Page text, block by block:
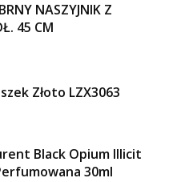
NASZYJNIK Z
45 CM
Złoto LZX3063
Black Opium Illicit
30ml